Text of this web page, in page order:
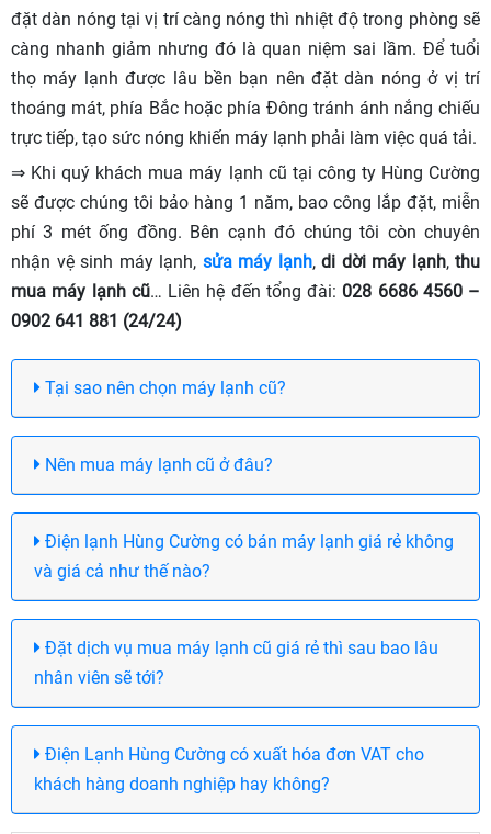
đặt dàn nóng tại vị trí càng nóng thì nhiệt độ trong phòng sẽ
càng nhanh giảm nhưng đó là quan niệm sai lầm. Để tuổi
thọ máy lạnh được lâu bền bạn nên đặt dàn nóng ở vị trí
thoáng mát, phía Bắc hoặc phía Đông tránh ánh nắng chiếu
trực tiếp, tạo sức nóng khiến máy lạnh phải làm việc quá tải.
⇒ Khi quý khách mua máy lạnh cũ tại công ty Hùng Cường
sẽ được chúng tôi bảo hàng 1 năm, bao công lắp đặt, miễn
phí 3 mét ống đồng. Bên cạnh đó chúng tôi còn chuyên
nhận vệ sinh máy lạnh, sửa máy lạnh, di dời máy lạnh, thu
mua máy lạnh cũ… Liên hệ đến tổng đài: 028 6686 4560 –
0902 641 881 (24/24)
Tại sao nên chọn máy lạnh cũ?
Nên mua máy lạnh cũ ở đâu?
Điện lạnh Hùng Cường có bán máy lạnh giá rẻ không
và giá cả như thế nào?
Đặt dịch vụ mua máy lạnh cũ giá rẻ thì sau bao lâu
nhân viên sẽ tới?
Điện Lạnh Hùng Cường có xuất hóa đơn VAT cho
khách hàng doanh nghiệp hay không?